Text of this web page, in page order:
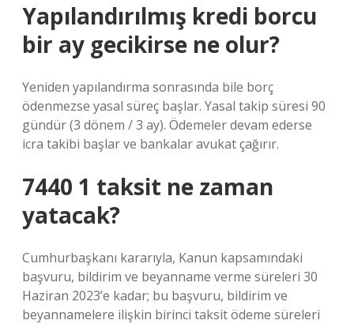
Yapılandırılmış kredi borcu
bir ay gecikirse ne olur?
Yeniden yapılandırma sonrasında bile borç
ödenmezse yasal süreç başlar. Yasal takip süresi 90
gündür (3 dönem / 3 ay). Ödemeler devam ederse
icra takibi başlar ve bankalar avukat çağırır.
7440 1 taksit ne zaman
yatacak?
Cumhurbaşkanı kararıyla, Kanun kapsamındaki
başvuru, bildirim ve beyanname verme süreleri 30
Haziran 2023’e kadar; bu başvuru, bildirim ve
beyannamelere ilişkin birinci taksit ödeme süreleri